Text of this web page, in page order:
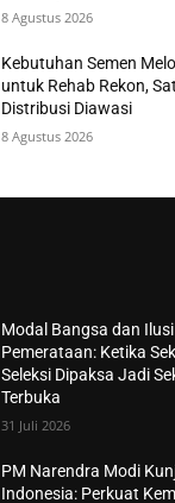
8 Agustus 2026
Kebutuhan Semen
untuk Rehab Rekon,
Distribusi Diawasi
8 Agustus 2026
Modal Bangsa dan Ilusi
Pemerataan: Ketika
Seleksi Dipaksa Jadi
Terbuka
31 Juli 2026
PM Narendra Modi
Indonesia: Perkuat